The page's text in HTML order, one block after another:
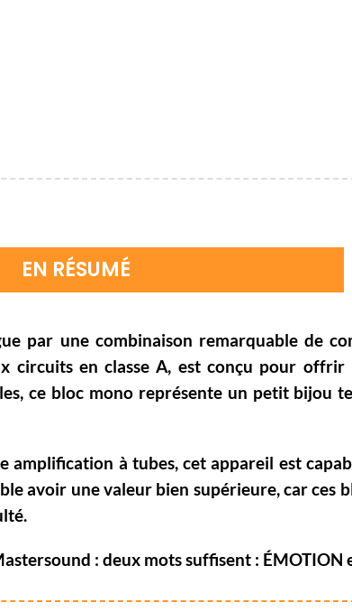
EN RÉSUMÉ
par une combinaison remarquable de
circuits en classe A, est conçu pour
ce bloc mono représente un petit bijou
à tubes, cet appareil est
avoir une valeur bien supérieure, car ces
: deux mots suffisent : ÉMOTION